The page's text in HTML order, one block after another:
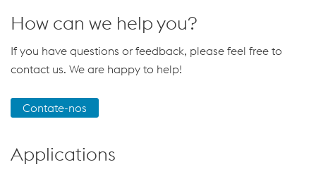
How can we help you?
If you have questions or feedback, please feel free to
contact us. We are happy to help!
Contate-nos
Applications